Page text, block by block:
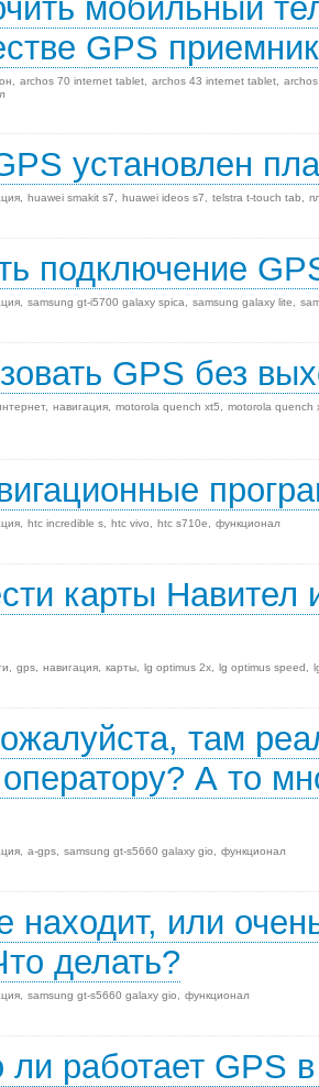
мобильный
GPS
archos 70 internet tablet archos 43 internet tablet
установлен
huawei smakit s7 huawei ideos s7 telstra t-touch tab
подключение
samsung gt-i5700 galaxy spica samsung galaxy lite
GPS без
навигация motorola quench xt5
motorola quench
htc incredible s htc vivo htc s710e функционал
карты Навител
gps навигация карты lg optimus 2x lg optimus speed
там
А то
a-gps samsung gt-s5660 galaxy gio функционал
находит, или
делать?
samsung gt-s5660 galaxy gio функционал
работает GPS